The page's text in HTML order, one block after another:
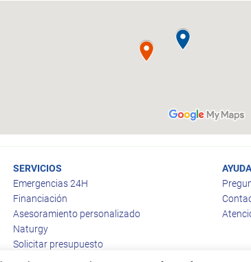
SERVICIOS
Emergencias 24H
Financiación
Asesoramiento personalizado
Naturgy
Solicitar presupuesto
AYUDA